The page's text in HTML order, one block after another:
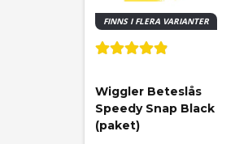
FINNS I FLERA VARIANTER
Wiggler Beteslås
Speedy Snap Black
(paket)